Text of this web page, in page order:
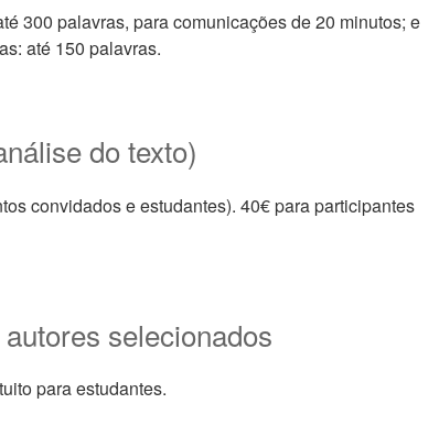
300 palavras, para comunicações de 20 minutos; e
até 150 palavras.
do texto)
convidados e estudantes). 40€ para participantes
selecionados
para estudantes.